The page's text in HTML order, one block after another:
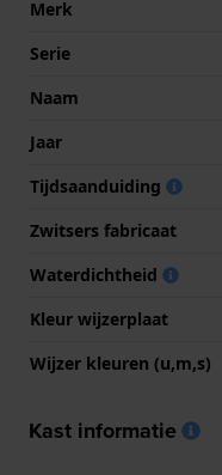
Merk
Serie
Naam
Jaar
Tijdsaanduiding
Zwitsers fabricaat
Waterdichtheid
Kleur wijzerplaat
Wijzer kleuren (u,m,s)
Kast informatie